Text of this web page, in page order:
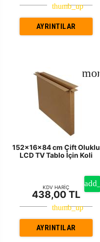
AYRINTILAR
152x16x84 cm Çift Oluklu
LCD TV Tablo İçin Koli
KDV HARİÇ
438,00 TL
AYRINTILAR